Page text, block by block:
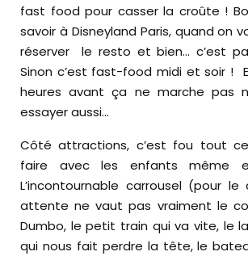
fast food pour casser la croûte !
savoir à Disneyland Paris, quand on
réserver le resto et bien… c’est
Sinon c’est fast-food midi et soir !
heures avant ça ne marche pas
essayer aussi…
Côté attractions, c’est fou tout
faire avec les enfants même
L’incontournable carrousel (pour
attente ne vaut pas vraiment le
Dumbo, le petit train qui va vite, le
qui nous fait perdre la tête, le